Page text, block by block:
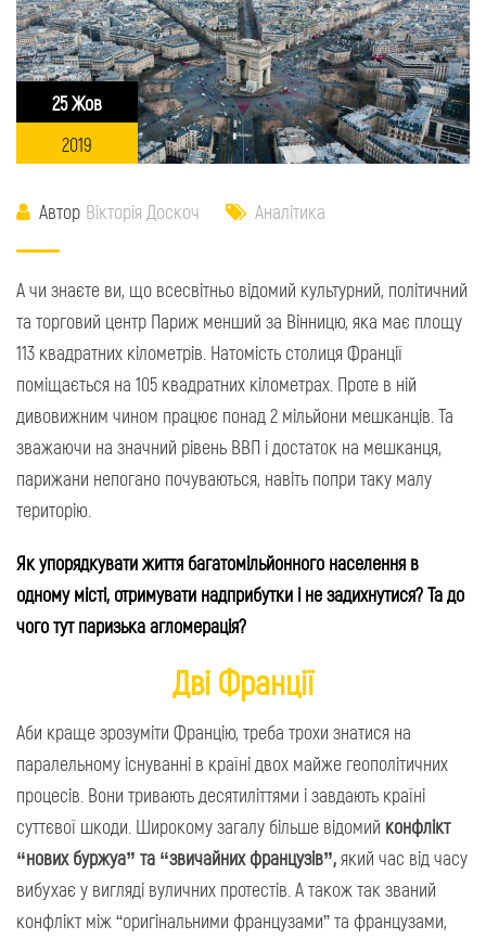
25 Жов
2019
Автор Вікторія Доскоч Аналітика
А чи знаєте ви, що всесвітньо відомий культурний, політичний
та торговий центр Париж менший за Вінницю, яка має площу
113 квадратних кілометрів. Натомість столиця Франції
поміщається на 105 квадратних кілометрах. Проте в ній
дивовижним чином працює понад 2 мільйони мешканців. Та
зважаючи на значний рівень ВВП і достаток на мешканця,
парижани непогано почуваються, навіть попри таку малу
територію.
Як упорядкувати життя багатомільйонного населення в
одному місті, отримувати надприбутки і не задихнутися? Та до
чого тут паризька агломерація?
Дві Франції
Аби краще зрозуміти Францію, треба трохи знатися на
паралельному існуванні в країні двох майже геополітичних
процесів. Вони тривають десятиліттями і завдають країні
суттєвої шкоди. Широкому загалу більше відомий конфлікт
“нових буржуа” та “звичайних французів”,який час від часу
вибухає у вигляді вуличних протестів. А також так званий
конфлікт між “оригінальними французами” та французами,